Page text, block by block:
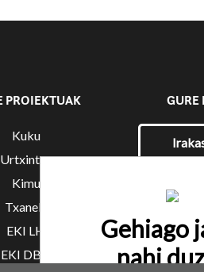
PROIEKTUAK
Kuku
Urtxintxa
Kimu
Txanela
EKI LH
EKI DBH
GURE
Gehiago
nahi